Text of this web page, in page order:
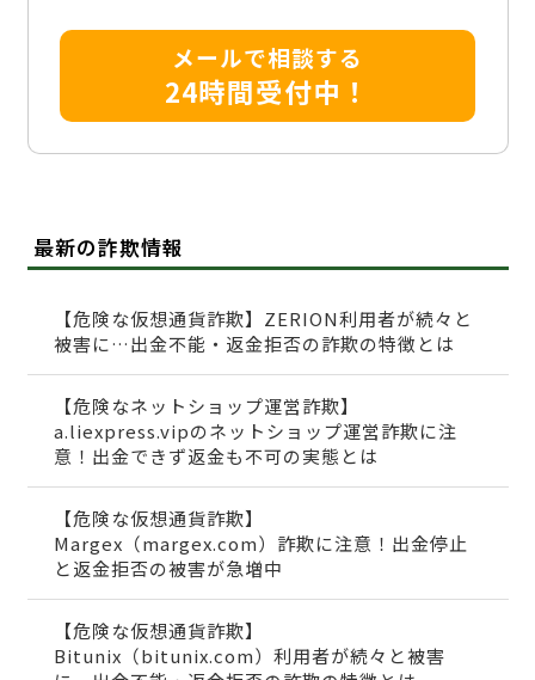
メールで相談する
24時間受付中！
最新の詐欺情報
【危険な仮想通貨詐欺】ZERION利用者が続々と
被害に…出金不能・返金拒否の詐欺の特徴とは
【危険なネットショップ運営詐欺】
a.liexpress.vipのネットショップ運営詐欺に注
意！出金できず返金も不可の実態とは
【危険な仮想通貨詐欺】
Margex（margex.com）詐欺に注意！出金停止
と返金拒否の被害が急増中
【危険な仮想通貨詐欺】
Bitunix（bitunix.com）利用者が続々と被害